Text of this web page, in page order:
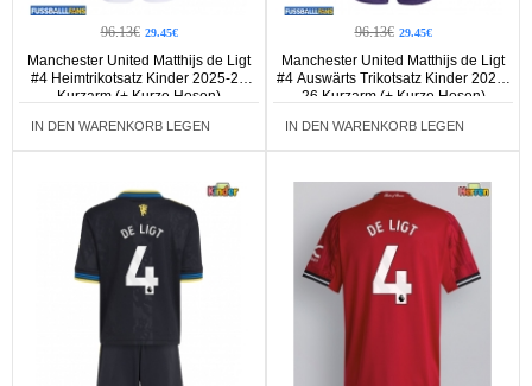
96.13€ 29.45€
Manchester United Matthijs de Ligt
#4 Heimtrikotsatz Kinder 2025-26
Kurzarm (+ Kurze Hosen)
IN DEN WARENKORB LEGEN
96.13€ 29.45€
Manchester United Matthijs de Ligt
#4 Auswärts Trikotsatz Kinder 2025-
26 Kurzarm (+ Kurze Hosen)
IN DEN WARENKORB LEGEN